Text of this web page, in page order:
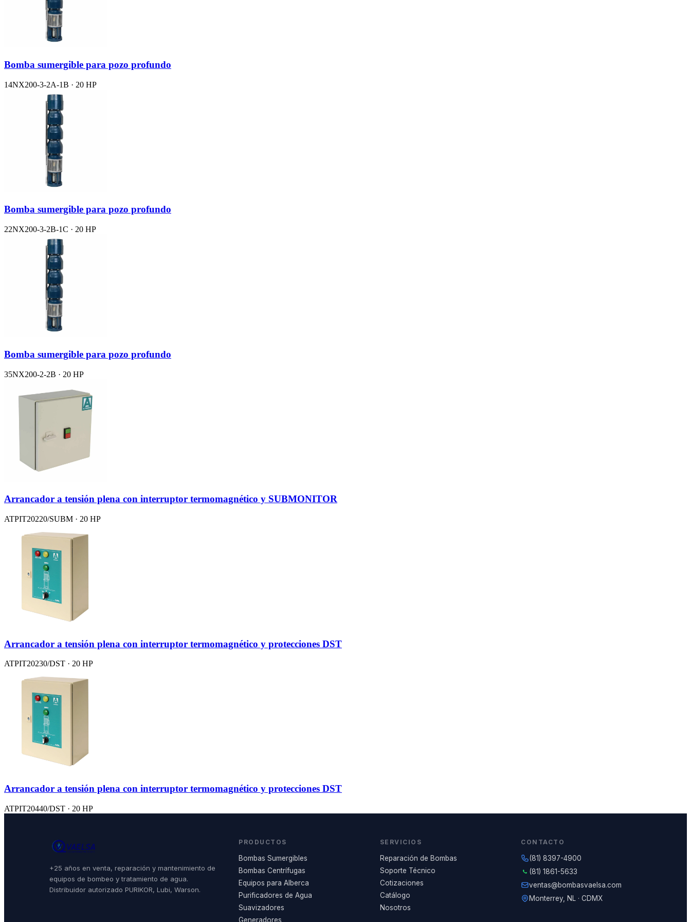
Bomba sumergible para pozo profundo
14NX200-3-2A-1B · 20 HP
Bomba sumergible para pozo profundo
22NX200-3-2B-1C · 20 HP
Bomba sumergible para pozo profundo
35NX200-2-2B · 20 HP
Arrancador a tensión plena con interruptor termomagnético y SUBMONITOR
ATPIT20220/SUBM · 20 HP
Arrancador a tensión plena con interruptor termomagnético y protecciones DST
ATPIT20230/DST · 20 HP
Arrancador a tensión plena con interruptor termomagnético y protecciones DST
ATPIT20440/DST · 20 HP
+25 años en venta, reparación y mantenimiento de
equipos de bombeo y tratamiento de agua.
Distribuidor autorizado PURIKOR, Lubi, Warson.
PRODUCTOS
Bombas Sumergibles
Bombas Centrífugas
Equipos para Alberca
Purificadores de Agua
Suavizadores
Generadores
SERVICIOS
Reparación de Bombas
Soporte Técnico
Cotizaciones
Catálogo
Nosotros
CONTACTO
(81) 8397-4900
(81) 1861-5633
ventas@bombasvaelsa.com
Monterrey, NL · CDMX